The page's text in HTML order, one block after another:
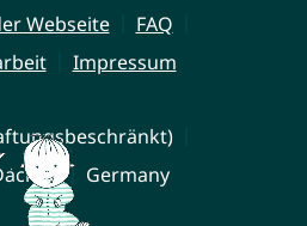
Webseite
FAQ
Impressum
Germany